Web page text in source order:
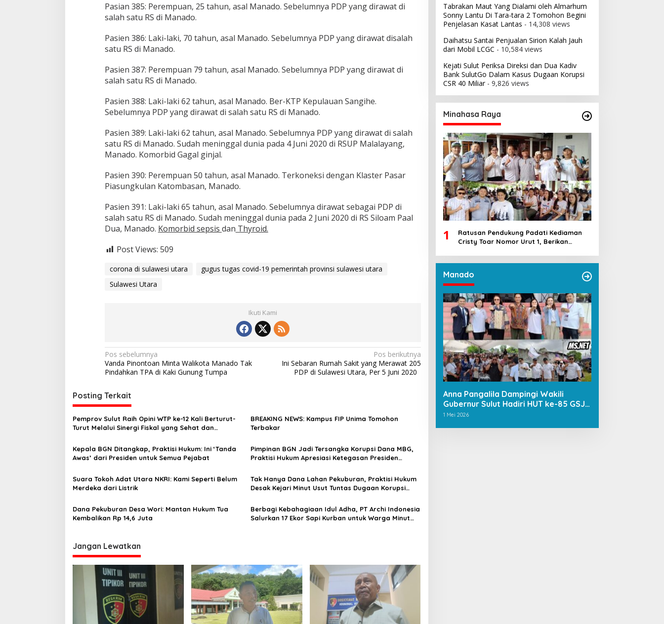
a
P
r
5
J
n
2
2
0
Pasian 385: Perempuan, 25 tahun, asal Manado. Sebelumnya PDP yang dirawat di
salah satu RS di Manado.
Pasien 386: Laki-laki, 70 tahun, asal Manado. Sebelumnya PDP yang dirawat disalah
satu RS di Manado.
Pasien 387: Perempuan 79 tahun, asal Manado. Sebelumnya PDP yang dirawat di
salah satu RS di Manado.
Pasien 388: Laki-laki 62 tahun, asal Manado. Ber-KTP Kepulauan Sangihe.
Sebelumnya PDP yang dirawat di salah satu RS di Manado.
Pasien 389: Laki-laki 62 tahun, asal Manado. Sebelumnya PDP yang dirawat di salah
satu RS di Manado. Sudah meninggal dunia pada 4 Juni 2020 di RSUP Malalayang,
Manado. Komorbid Gagal ginjal.
Pasien 390: Perempuan 50 tahun, asal Manado. Terkoneksi dengan Klaster Pasar
Piasungkulan Katombasan, Manado.
Pasien 391: Laki-laki 65 tahun, asal Manado. Sebelumnya dirawat sebagai PDP di
salah satu RS di Manado. Sudah meninggal dunia pada 2 Juni 2020 di RS Siloam Paal
Dua, Manado. Komorbid sepsis dan Thyroid.
Post Views: 509
corona di sulawesi utara
gugus tugas covid-19 pemerintah provinsi sulawesi utara
Sulawesi Utara
Ikuti Kami
N
a
i
g
a
i
o
s
Pos sebelumnya
Vanda Pinontoan Minta Walikota Manado Tak
Pindahkan TPA di Kaki Gunung Tumpa
Pos berikutnya
Ini Sebaran Rumah Sakit yang Merawat 205
PDP di Sulawesi Utara, Per 5 Juni 2020
Posting Terkait
Pemprov Sulut Raih Opini WTP ke-12 Kali Berturut-
Turut Melalui Sinergi Fiskal yang Sehat dan
BREAKING NEWS: Kampus FIP Unima Tomohon
Terbakar
Kepala BGN Ditangkap, Praktisi Hukum: Ini ‘Tanda
Awas’ dari Presiden untuk Semua Pejabat
Pimpinan BGN Jadi Tersangka Korupsi Dana MBG,
Praktisi Hukum Apresiasi Ketegasan Presiden
Suara Tokoh Adat Utara NKRI: Kami Seperti Belum
Merdeka dari Listrik
Tak Hanya Dana Lahan Pekuburan, Praktisi Hukum
Desak Kejari Minut Usut Tuntas Dugaan Korupsi
Dana Pekuburan Desa Wori: Mantan Hukum Tua
Kembalikan Rp 14,6 Juta
Berbagi Kebahagiaan Idul Adha, PT Archi Indonesia
Salurkan 17 Ekor Sapi Kurban untuk Warga Minut
Jangan Lewatkan
Tabrakan Maut Yang Dialami oleh Almarhum
Sonny Lantu Di Tara-tara 2 Tomohon Begini
Penjelasan Kasat Lantas - 14,308 views
Daihatsu Santai Penjualan Sirion Kalah Jauh
dari Mobil LCGC - 10,584 views
Kejati Sulut Periksa Direksi dan Dua Kadiv
Bank SulutGo Dalam Kasus Dugaan Korupsi
CSR 40 Miliar- 9,826 views
Minahasa Raya
1
Ratusan Pendukung Padati Kediaman
Cristy Toar Nomor Urut 1, Berikan
Manado
Anna Pangalila Dampingi Wakili
Gubernur Sulut Hadiri HUT ke-85 GSJA
Se-Sulut–Gorontalo di Langowan
1 Mei 2026